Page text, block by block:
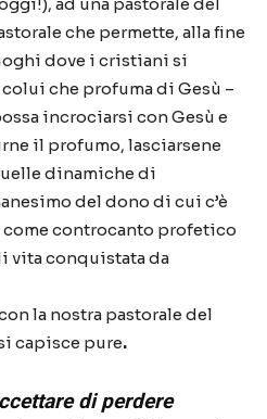
che permette, alla fine
dove i cristiani si
che profuma di Gesù –
incrociarsi con Gesù e
il profumo, lasciarsene
dinamiche di
del dono di cui c’è
controcanto profetico
vita conquistata da
la nostra pastorale del
capisce pure.
di perdere